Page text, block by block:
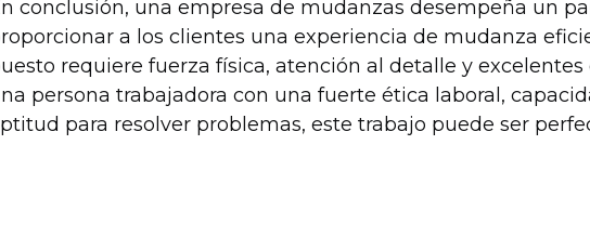
conclusión, una empresa de mudanzas desempeña un
a los clientes una experiencia de mudanza
requiere fuerza física, atención al detalle y
persona trabajadora con una fuerte ética laboral,
para resolver problemas, este trabajo puede ser